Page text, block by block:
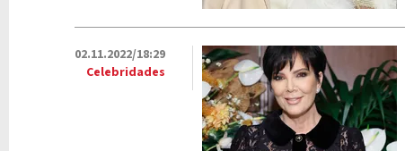
02.11.2022/18:29
Celebridades